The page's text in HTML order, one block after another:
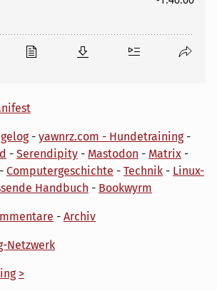
- yawnrz.com - Hundetraining-
- Serendipity - Mastodon - Matrix -
- Computergeschichte - Technik - Linux-
Handbuch - Bookwyrm
- Archiv
Netzwerk
>